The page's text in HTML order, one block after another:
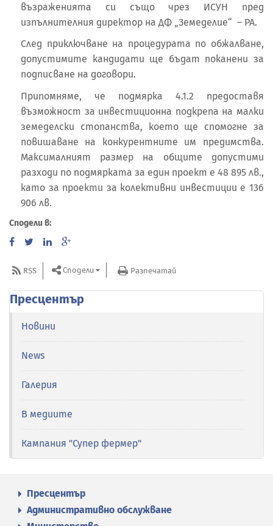
възраженията си също чрез ИСУН пред
изпълнителния директор на ДФ „Земеделие“ – РА.
След приключване на процедурата по обжалване,
допустимите кандидати ще бъдат поканени за
подписване на договори.
Припомняме, че подмярка 4.1.2 предоставя
възможност за инвестиционна подкрепа на малки
земеделски стопанства, което ще спомогне за
повишаване на конкурентните им предимства.
Максималният размер на общите допустими
разходи по подмярката за един проект е 48 895 лв.,
като за проекти за колективни инвестиции е 136
906 лв.
Сподели в:
RSS Сподели Разпечатай
Пресцентър
Новини
News
Галерия
В медиите
Кампания "Супер фермер"
Пресцентър
Административно обслужване